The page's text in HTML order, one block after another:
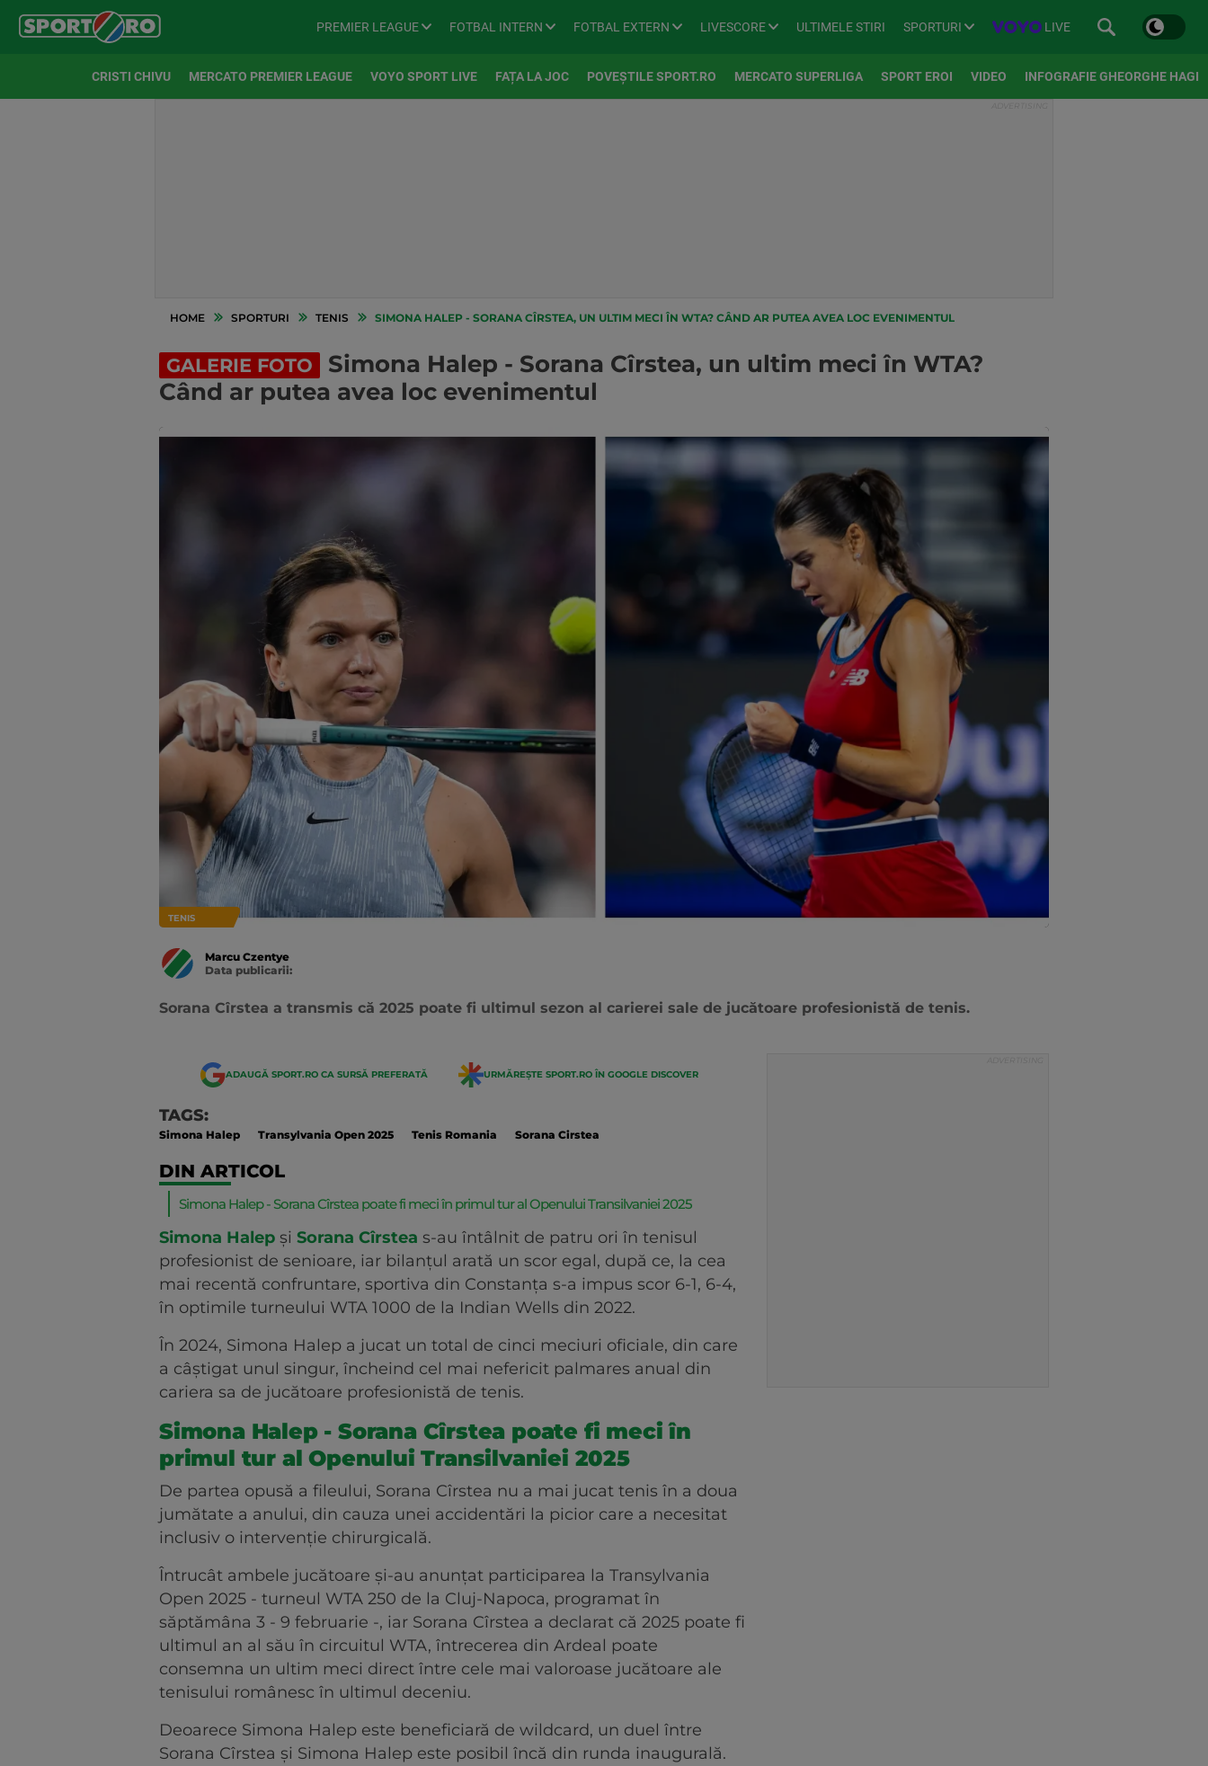
PREMIER LEAGUE FOTBAL INTERN FOTBAL EXTERN LIVESCORE ULTIMELE STIRI SPORTURI LIVE
CRISTI CHIVU MERCATO PREMIER LEAGUE VOYO SPORT LIVE FAȚA LA JOC POVEȘTILE SPORT.RO MERCATO SUPERLIGA SPORT EROI VIDEO INFOGRAFIE GHEORGHE HAGI
HOME SPORTURI TENIS SIMONA HALEP - SORANA CÎRSTEA, UN ULTIM MECI ÎN WTA? CÂND AR PUTEA AVEA LOC EVENIMENTUL
GALERIE FOTO
Simona Halep - Sorana Cîrstea, un ultim meci în WTA?
Când ar putea avea loc evenimentul
TENIS
Marcu Czentye
Data publicarii:
Sorana Cîrstea a transmis că 2025 poate fi ultimul sezon al carierei sale de jucătoare profesionistă de tenis.
ADAUGĂ SPORT.RO CA SURSĂ PREFERATĂ URMĂREȘTE SPORT.RO ÎN GOOGLE DISCOVER
TAGS:
Simona Halep Transylvania Open 2025 Tenis Romania Sorana Cirstea
DIN ARTICOL
Simona Halep - Sorana Cîrstea poate fi meci în primul tur al Openului Transilvaniei 2025
Simona Halep și Sorana Cîrstea s-au întâlnit de patru ori în tenisul
profesionist de senioare, iar bilanțul arată un scor egal, după ce, la cea
mai recentă confruntare, sportiva din Constanța s-a impus scor 6-1, 6-4,
în optimile turneului WTA 1000 de la Indian Wells din 2022.
În 2024, Simona Halep a jucat un total de cinci meciuri oficiale, din care
a câștigat unul singur, încheind cel mai nefericit palmares anual din
cariera sa de jucătoare profesionistă de tenis.
Simona Halep - Sorana Cîrstea poate fi meci în
primul tur al Openului Transilvaniei 2025
De partea opusă a fileului, Sorana Cîrstea nu a mai jucat tenis în a doua
jumătate a anului, din cauza unei accidentări la picior care a necesitat
inclusiv o intervenție chirurgicală.
Întrucât ambele jucătoare și-au anunțat participarea la Transylvania
Open 2025 - turneul WTA 250 de la Cluj-Napoca, programat în
săptămâna 3 - 9 februarie -, iar Sorana Cîrstea a declarat că 2025 poate fi
ultimul an al său în circuitul WTA, întrecerea din Ardeal poate
consemna un ultim meci direct între cele mai valoroase jucătoare ale
tenisului românesc în ultimul deceniu.
Deoarece Simona Halep este beneficiară de wildcard, un duel între
Sorana Cîrstea și Simona Halep este posibil încă din runda inaugurală.